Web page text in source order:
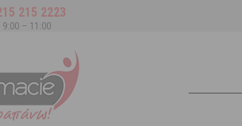
215 2223
– 11:00